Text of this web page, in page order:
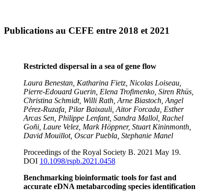
Publications au CEFE entre 2018 et 2021
Restricted dispersal in a sea of gene flow
Laura Benestan, Katharina Fietz, Nicolas Loiseau,
Pierre-Edouard Guerin, Elena Trofimenko, Siren Rhüs,
Christina Schmidt, Willi Rath, Arne Biastoch, Angel
Pérez-Ruzafa, Pilar Baixauli, Aitor Forcada, Esther
Arcas Sen, Philippe Lenfant, Sandra Mallol, Rachel
Goñi, Laure Velez, Mark Höppner, Stuart Kininmonth,
David Mouillot, Oscar Puebla, Stephanie Manel
Proceedings of the Royal Society B. 2021 May 19.
DOI 10.1098/rspb.2021.0458
Benchmarking bioinformatic tools for fast and
accurate eDNA metabarcoding species identification